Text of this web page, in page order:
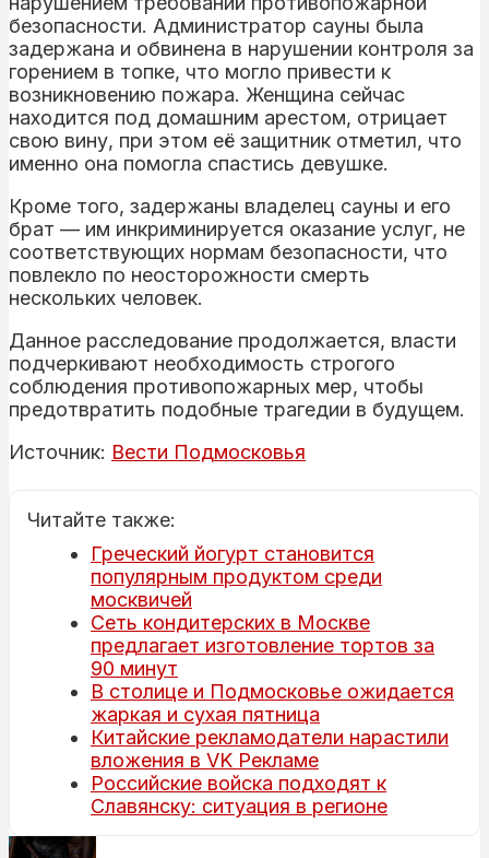
безопасности. Администратор сауны была
задержана и обвинена в нарушении контроля за
горением в топке, что могло привести к
возникновению пожара. Женщина сейчас
находится под домашним арестом, отрицает
свою вину, при этом её защитник отметил, что
именно она помогла спастись девушке.
Кроме того, задержаны владелец сауны и его
брат — им инкриминируется оказание услуг, не
соответствующих нормам безопасности, что
повлекло по неосторожности смерть
нескольких человек.
Данное расследование продолжается, власти
подчеркивают необходимость строгого
соблюдения противопожарных мер, чтобы
предотвратить подобные трагедии в будущем.
Источник: Вести Подмосковья
Читайте также:
Греческий йогурт становится
популярным продуктом среди
москвичей
Сеть кондитерских в Москве
предлагает изготовление тортов за
90 минут
В столице и Подмосковье ожидается
жаркая и сухая пятница
Китайские рекламодатели нарастили
вложения в VK Рекламе
Российские войска подходят к
Славянску: ситуация в регионе